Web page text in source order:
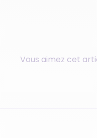
Vous aimez cet